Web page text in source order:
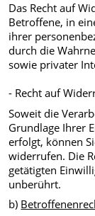
Das Recht auf
Betroffene, in
ihrer
durch die
sowie privater
- Recht auf
Soweit die
Grundlage Ihrer
erfolgt, können
widerrufen. Die
getätigten
unberührt.
b)